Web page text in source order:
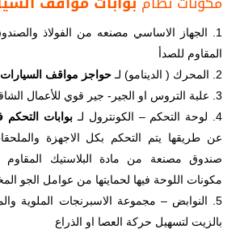
الجهاز الاساسي مصنعه من الفولاذ
المقاوم للصدأ
المحرك ( الدينامو) لـحواجز مواقف السيارات
علبة التروس او الجير- جير قوي للأعمال
لوحة التحكم – الكونترول لـ بوابات
عن طريقها يتم التحكم بكل الاجهزة
صندوق مصنعة من مادة البلاستيك المقاوم
مكونات اللوحة فيها لحمايتها من عوامل الجو
النوابض – مجموعة الاسبرنجات الملوية
بالزيت لتسهيل حركة العصا او الذراع